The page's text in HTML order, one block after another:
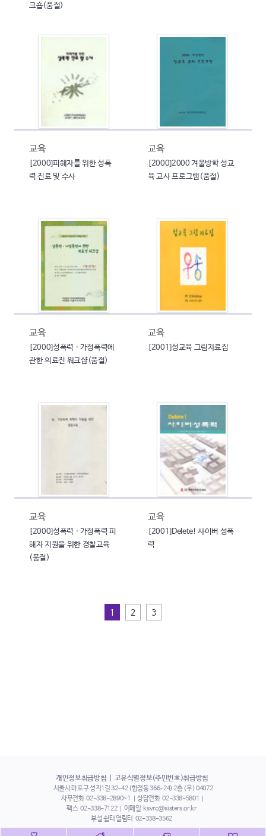
크숍(품절)
교육
[2000]피해자를 위한 성폭
력 진료 및 수사
교육
[2000]2000 겨울방학 성교
육 교사 프로그램(품절)
교육
[2000]성폭력 · 가정폭력에
관한 의료진 워크샵(품절)
교육
[2001]성교육 그림자료집
교육
[2000]성폭력 · 가정폭력 피
해자 지원을 위한 경찰교육
(품절)
교육
[2001]Delete! 사이버 성폭
력
1 2 3
개인정보취급방침 고유식별정보(주민번호)취급방침
서울시 마포구 성지1길 32-42 (합정동 366-24) 2층 (우) 04072
사무전화 02-338-2890~1 상담전화 02-338-5801
팩스 02-338-7122 이메일 ksvrc@sisters.or.kr
부설 쉼터 열림터 02-338-3562